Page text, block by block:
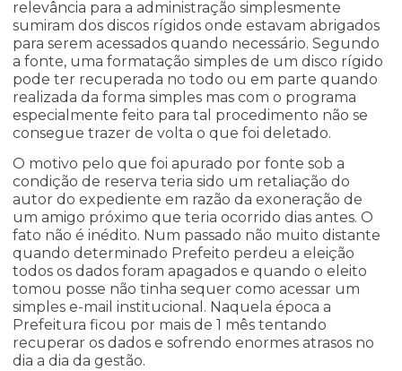
relevância para a administração simplesmente
sumiram dos discos rígidos onde estavam abrigados
para serem acessados quando necessário. Segundo
a fonte, uma formatação simples de um disco rígido
pode ter recuperada no todo ou em parte quando
realizada da forma simples mas com o programa
especialmente feito para tal procedimento não se
consegue trazer de volta o que foi deletado.
O motivo pelo que foi apurado por fonte sob a
condição de reserva teria sido um retaliação do
autor do expediente em razão da exoneração de
um amigo próximo que teria ocorrido dias antes. O
fato não é inédito. Num passado não muito distante
quando determinado Prefeito perdeu a eleição
todos os dados foram apagados e quando o eleito
tomou posse não tinha sequer como acessar um
simples e-mail institucional. Naquela época a
Prefeitura ficou por mais de 1 mês tentando
recuperar os dados e sofrendo enormes atrasos no
dia a dia da gestão.